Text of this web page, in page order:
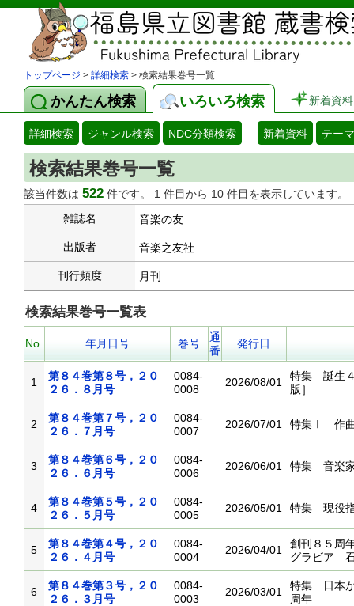
トップページ > 詳細検索 > 検索結果巻号一覧
かんたん検索 いろいろ検索 新着資料
詳細検索 ジャンル検索 NDC分類検索 新着資料 テー
検索結果巻号一覧
該当件数は 522 件です。 1 件目から 10 件目を表示しています。
雑誌名
音楽の友
出版者 音楽之友社
刊行頻度 月刊
検索結果巻号一覧表
No. 年月日号 巻号
通
番
発行日
1
第８４巻第８号，２０
２６．８月号
0084-
0008
2026/08/01
特集 誕生４
版］
2
第８４巻第７号，２０
２６．７月号
0084-
0007
2026/07/01 特集Ⅰ 作曲
3
第８４巻第６号，２０
２６．６月号
0084-
0006
2026/06/01 特集 音楽家
4
第８４巻第５号，２０
２６．５月号
0084-
0005
2026/05/01 特集 現役指
5
第８４巻第４号，２０
２６．４月号
0084-
0004
2026/04/01
創刊８５周
グラビア
6
第８４巻第３号，２０
２６．３月号
0084-
0003
2026/03/01
特集 日本
周年